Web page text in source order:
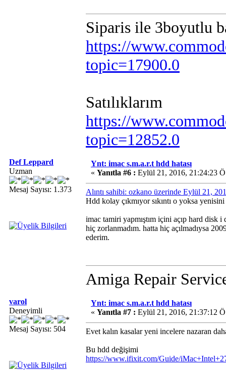
Siparis ile 3boyutlu
https://
topic=17900.0
Satılıklarım
https://
topic=12852.0
Def Leppard
Uzman
Mesaj Sayısı: 1.373
Ynt: imac s.m.a.r.t hdd hatası
« Yanıtla #6 : Eylül 21, 2016, 21:24:23
Alıntı sahibi: ozkano üzerinde Eylül 21,
Hdd kolay çıkmıyor sıkıntı o yoksa yenisini
imac tamiri yapmıştım içini açıp hard disk i
hiç zorlanmadım. hatta hiç açılmadıysa
ederim.
Amiga Repair
varol
Deneyimli
Mesaj Sayısı: 504
Ynt: imac s.m.a.r.t hdd hatası
« Yanıtla #7 : Eylül 21, 2016, 21:37:12
Evet kalın kasalar yeni incelere nazaran
Bu hdd değişimi
https://www.ifixit.com/Guide/